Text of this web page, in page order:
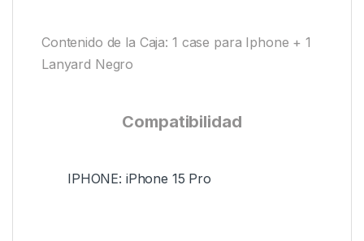
Contenido de la Caja: 1 case para Iphone + 1
Lanyard Negro
Compatibilidad
IPHONE: iPhone 15 Pro